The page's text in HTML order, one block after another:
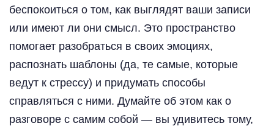
беспокоиться о том, как выглядят ваши записи
или имеют ли они смысл. Это пространство
помогает разобраться в своих эмоциях,
распознать шаблоны (да, те самые, которые
ведут к стрессу) и придумать способы
справляться с ними. Думайте об этом как о
разговоре с самим собой — вы удивитесь тому,